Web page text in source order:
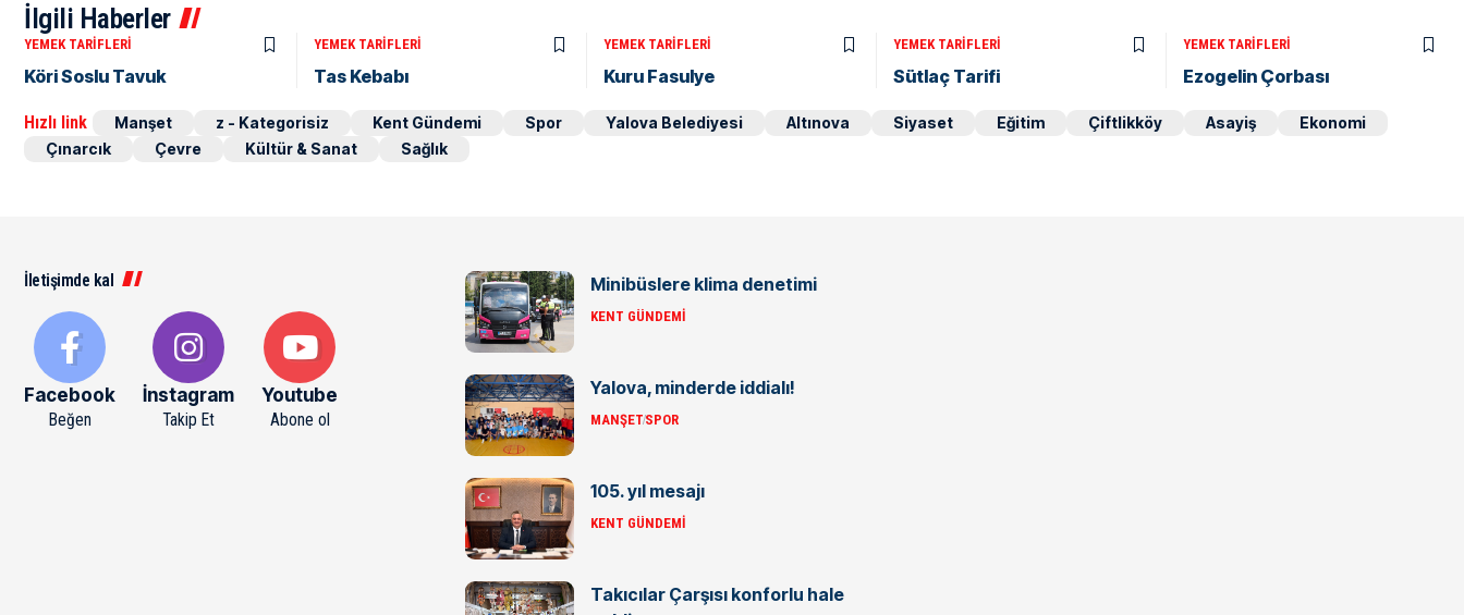
İlgili Haberler
YEMEK TARIFLERI
Köri Soslu Tavuk
YEMEK TARIFLERI
Tas Kebabı
YEMEK TARIFLERI
Kuru Fasulye
YEMEK TARIFLERI
Sütlaç Tarifi
YEMEK TARIFLERI
Ezogelin Çorbası
Hızlı link Manşet z - Kategorisiz Kent Gündemi Spor Yalova Belediyesi Altınova Siyaset Eğitim Çiftlikköy Asayiş
Ekonomi
Çınarcık
Çevre Kültür & Sanat Sağlık
İletişimde kal
Facebook
Beğen
İnstagram
Takip Et
Youtube
Abone ol
Minibüslere klima denetimi
KENT GÜNDEMI
Yalova, minderde iddialı!
MANŞETSPOR
105. yıl mesajı
KENT GÜNDEMI
Takıcılar Çarşısı konforlu hale